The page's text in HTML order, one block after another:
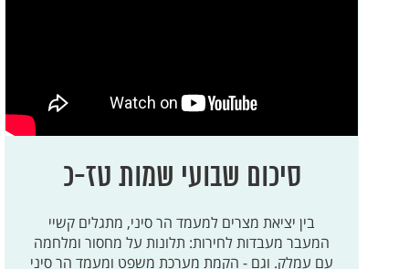
סיכום שבועי שמות טז-כ
בין יציאת מצרים למעמד הר סיני, מתגלים קשיי
המעבר מעבדות לחירות: תלונות על מחסור ומלחמה
עם עמלק. וגם - הקמת מערכת משפט ומעמד הר סיני